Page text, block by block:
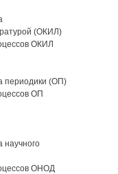
(ОКИЛ)
ОКИЛ
периодики (ОП)
ОП
научного
ОНОД